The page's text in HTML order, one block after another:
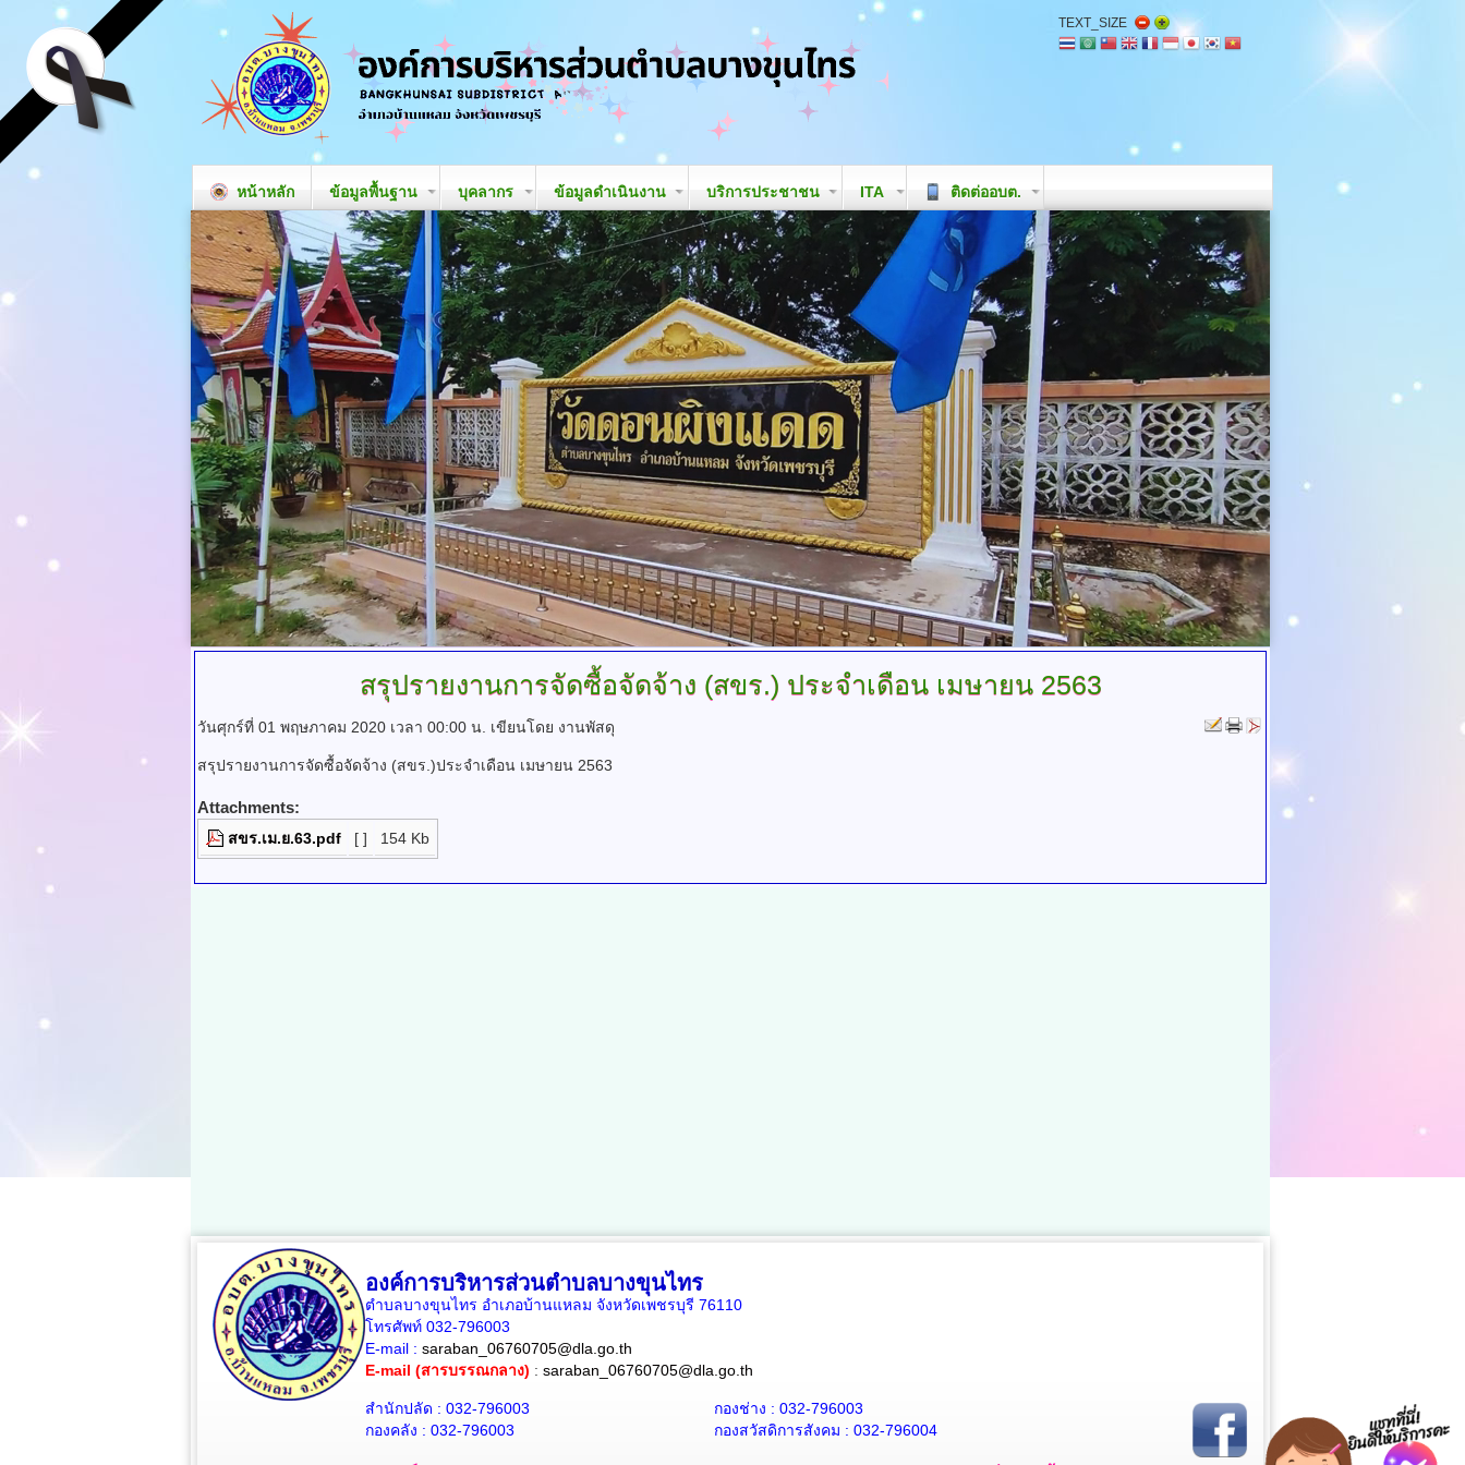
TEXT_SIZE
หน้าหลัก ข้อมูลพื้นฐาน บุคลากร ข้อมูลดำเนินงาน บริการประชาชน ITA ติดต่ออบต.
สรุปรายงานการจัดซื้อจัดจ้าง (สขร.) ประจำเดือน เมษายน 2563
วันศุกร์ที่ 01 พฤษภาคม 2020 เวลา 00:00 น. เขียนโดย งานพัสดุ
สรุปรายงานการจัดซื้อจัดจ้าง (สขร.)ประจำเดือน เมษายน 2563
Attachments:
สขร.เม.ย.63.pdf [ ] 154 Kb
องค์การบริหารส่วนตำบลบางขุนไทร
ตำบลบางขุนไทร อำเภอบ้านแหลม จังหวัดเพชรบุรี 76110
โทรศัพท์ 032-796003
E-mail : saraban_06760705@dla.go.th
E-mail (สารบรรณกลาง) : saraban_06760705@dla.go.th
สำนักปลัด : 032-796003
กองคลัง : 032-796003
กองช่าง : 032-796003
กองสวัสดิการสังคม : 032-796004